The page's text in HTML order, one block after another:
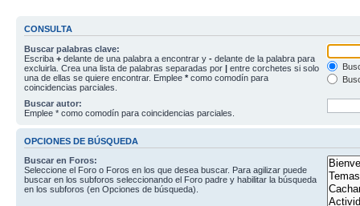
CONSULTA
Buscar palabras clave:
Escriba + delante de una palabra a encontrar y - delante de la palabra para
excluirla. Crea una lista de palabras separadas por | entre corchetes si solo
una de ellas se quiere encontrar. Emplee * como comodín para
coincidencias parciales.
Buscar autor:
Emplee * como comodín para coincidencias parciales.
OPCIONES DE BÚSQUEDA
Buscar en Foros:
Seleccione el Foro o Foros en los que desea buscar. Para agilizar puede
buscar en los subforos seleccionando el Foro padre y habilitar la búsqueda
en los subforos (en Opciones de búsqueda).